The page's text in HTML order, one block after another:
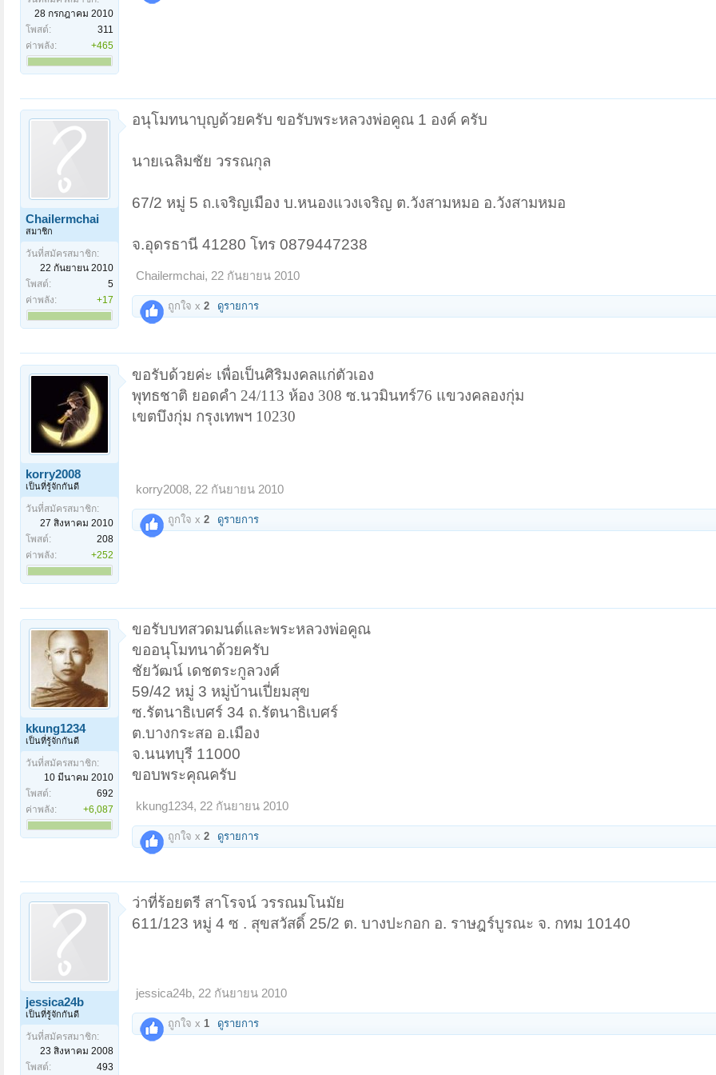
28 กรกฎาคม 2010
โพสต์:
311
ค่าพลัง:
+465
Chailermchai
สมาชิก
วันที่สมัครสมาชิก:
22 กันยายน 2010
โพสต์:
5
ค่าพลัง:
+17
อนุโมทนาบุญด้วยครับ ขอรับพระหลวงพ่อคูณ 1 องค์ ครับ
นายเฉลิมชัย วรรณกุล
67/2 หมู่ 5 ถ.เจริญเมือง บ.หนองแวงเจริญ ต.วังสามหมอ อ.วังสามหมอ
จ.อุดรธานี 41280 โทร 0879447238
Chailermchai, 22 กันยายน 2010
ถูกใจ x 2 ดูรายการ
korry2008
เป็นที่รู้จักกันดี
วันที่สมัครสมาชิก:
27 สิงหาคม 2010
โพสต์:
208
ค่าพลัง:
+252
ขอรับด้วยค่ะ เพื่อเป็นศิริมงคลแก่ตัวเอง
พุทธชาติ ยอดคำ 24/113 ห้อง 308 ซ.นวมินทร์76 แขวงคลองกุ่ม
เขตบึงกุ่ม กรุงเทพฯ 10230
korry2008, 22 กันยายน 2010
ถูกใจ x 2 ดูรายการ
kkung1234
เป็นที่รู้จักกันดี
วันที่สมัครสมาชิก:
10 มีนาคม 2010
โพสต์:
692
ค่าพลัง:
+6,087
ขอรับบทสวดมนต์และพระหลวงพ่อคูณ
ขออนุโมทนาด้วยครับ
ชัยวัฒน์ เดชตระกูลวงศ์
59/42 หมู่ 3 หมู่บ้านเปี่ยมสุข
ซ.รัตนาธิเบศร์ 34 ถ.รัตนาธิเบศร์
ต.บางกระสอ อ.เมือง
จ.นนทบุรี 11000
ขอบพระคุณครับ
kkung1234, 22 กันยายน 2010
ถูกใจ x 2 ดูรายการ
jessica24b
เป็นที่รู้จักกันดี
วันที่สมัครสมาชิก:
23 สิงหาคม 2008
โพสต์:
493
ว่าที่ร้อยตรี สาโรจน์ วรรณมโนมัย
611/123 หมู่ 4 ซ . สุขสวัสดิ์ 25/2 ต. บางปะกอก อ. ราษฎร์บูรณะ จ. กทม 10140
jessica24b, 22 กันยายน 2010
ถูกใจ x 1 ดูรายการ